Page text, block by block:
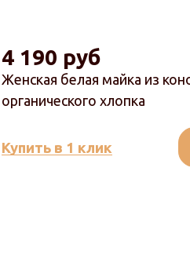
Женская белая майка из
органического хлопка
4 190 руб
Купить в 1 клик